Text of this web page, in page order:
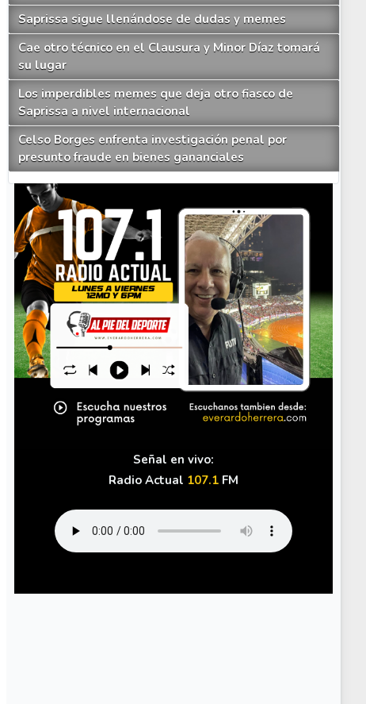
Saprissa sigue llenándose de dudas y memes
Cae otro técnico en el Clausura y Minor Díaz tomará
su lugar
Los imperdibles memes que deja otro fiasco de
Saprissa a nivel internacional
Celso Borges enfrenta investigación penal por
presunto fraude en bienes gananciales
Your Add Here !!
Señal en vivo:
Radio Actual 107.1FM